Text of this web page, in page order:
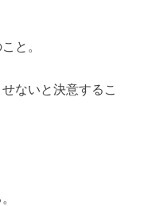
と。
ないと決意するこ